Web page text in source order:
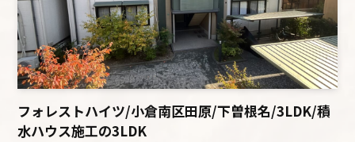
フォレストハイツ/小倉南区田原/下曽根名/3LDK/積
水ハウス施工の3LDK